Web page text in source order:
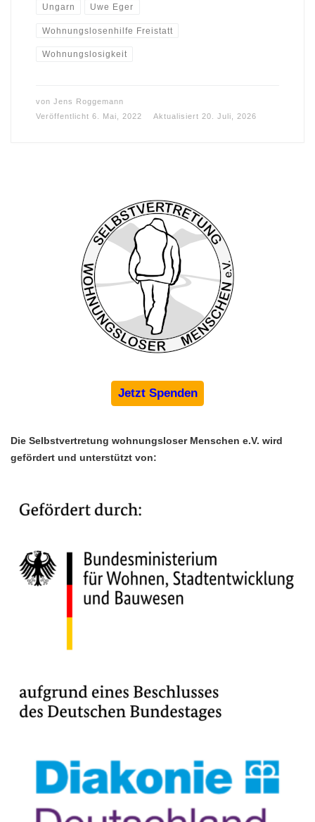
Ungarn Uwe Eger
Wohnungslosenhilfe Freistatt
Wohnungslosigkeit
von Jens Roggemann
Veröffentlicht 6. Mai, 2022 Aktualisiert 20. Juli, 2026
Jetzt Spenden
Die Selbstvertretung wohnungsloser Menschen e.V. wird
gefördert und unterstützt von: